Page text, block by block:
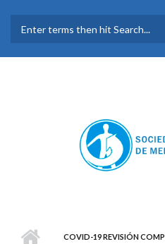
FORMULARIO DE
BÚSQUEDA
COVID-19 REVISIÓN